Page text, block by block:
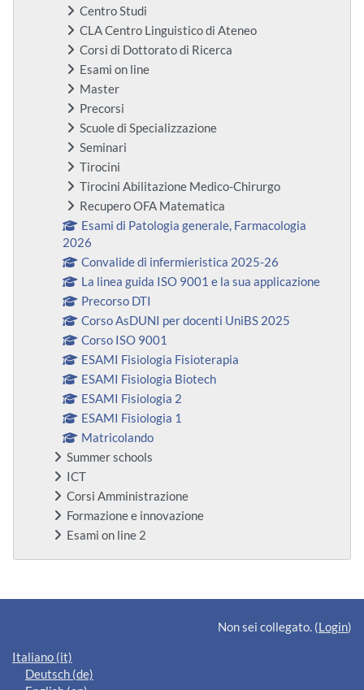
Centro Studi
CLA Centro Linguistico di Ateneo
Corsi di Dottorato di Ricerca
Esami on line
Master
Precorsi
Scuole di Specializzazione
Seminari
Tirocini
Tirocini Abilitazione Medico-Chirurgo
Recupero OFA Matematica
Esami di Patologia generale, Farmacologia
2026
Convalide di infermieristica 2025-26
La linea guida ISO 9001 e la sua applicazione
Precorso DTI
Corso AsDUNI per docenti UniBS 2025
Corso ISO 9001
ESAMI Fisiologia Fisioterapia
ESAMI Fisiologia Biotech
ESAMI Fisiologia 2
ESAMI Fisiologia 1
Matricolando
Summer schools
ICT
Corsi Amministrazione
Formazione e innovazione
Esami on line 2
Blocchi supplementari
Non sei collegato. (Login)
Italiano ‎(it)‎
Deutsch ‎(de)‎